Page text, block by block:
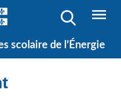
scolaire de l’Énergie
ÉCOLE